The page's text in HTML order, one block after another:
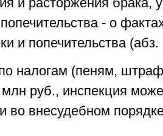
- о
и попечительства
налогам (пеням,
руб., инспекция
во внесудебном